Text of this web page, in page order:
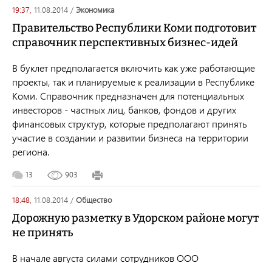
19:37, 11.08.2014 / экономика
Правительство Республики Коми подготовит
справочник перспективных бизнес-идей
В буклет предполагается включить как уже работающие
проекты, так и планируемые к реализации в Республике
Коми. Справочник предназначен для потенциальных
инвесторов - частных лиц, банков, фондов и других
финансовых структур, которые предполагают принять
участие в создании и развитии бизнеса на территории
региона.
13 903
18:48, 11.08.2014 / общество
Дорожную разметку в Удорском районе могут
не принять
В начале августа силами сотрудников ООО